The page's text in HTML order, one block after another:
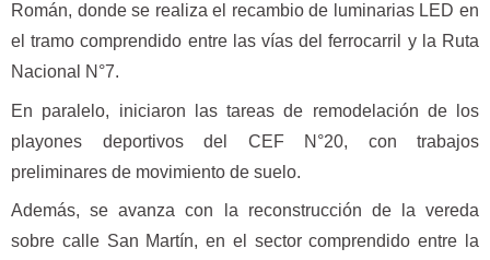
Román, donde se realiza el recambio de luminarias LED en
el tramo comprendido entre las vías del ferrocarril y la Ruta
Nacional N°7.
En paralelo, iniciaron las tareas de remodelación de los
playones deportivos del CEF N°20, con trabajos
preliminares de movimiento de suelo.
Además, se avanza con la reconstrucción de la vereda
sobre calle San Martín, en el sector comprendido entre la